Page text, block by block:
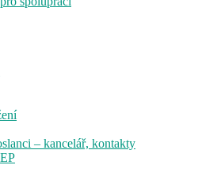
– kancelář, kontakty